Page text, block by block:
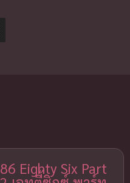
86 Eighty Six Part